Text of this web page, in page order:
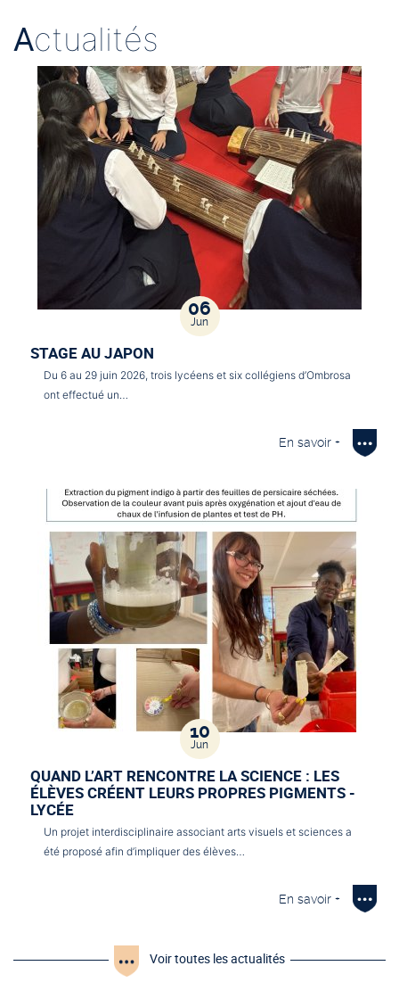
Actualités
06
Jun
STAGE AU JAPON
Du 6 au 29 juin 2026, trois lycéens et six collégiens d’Ombrosa
ont effectué un…
En savoir +
10
Jun
QUAND L’ART RENCONTRE LA SCIENCE : LES
ÉLÈVES CRÉENT LEURS PROPRES PIGMENTS -
LYCÉE
Un projet interdisciplinaire associant arts visuels et sciences a
été proposé afin d’impliquer des élèves…
En savoir +
Voir toutes les actualités